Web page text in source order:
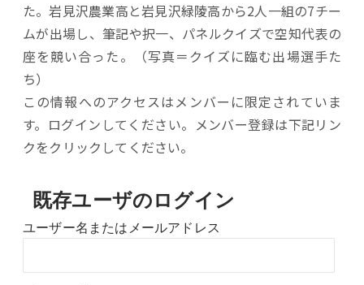
た。岩見沢農業高と岩見沢緑陵高から2人一組の7チー
ムが出場し、筆記や択一、パネルクイズで空知代表の
座を競い合った。（写真＝クイズに臨む出場選手た
ち）
この情報へのアクセスはメンバーに限定されていま
す。ログインしてください。メンバー登録は下記リン
クをクリックしてください。
既存ユーザのログイン
ユーザー名またはメールアドレス